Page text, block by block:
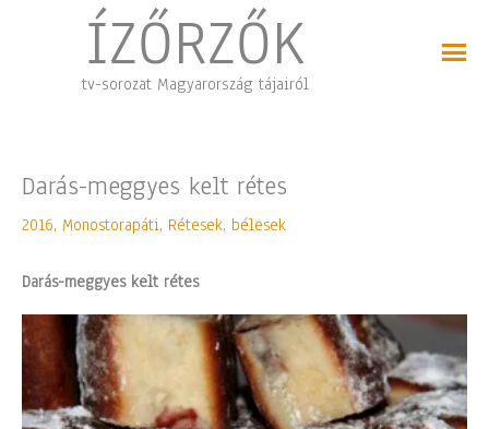
ÍZŐRZŐK
tv-sorozat Magyarország tájairól
Darás-meggyes kelt rétes
2016, Monostorapáti, Rétesek, bélesek
Darás-meggyes kelt rétes